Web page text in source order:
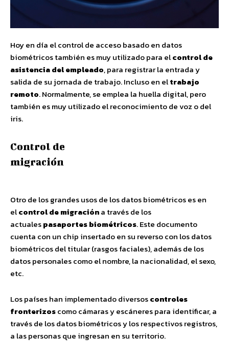
Hoy en día el control de acceso basado en datos
biométricos también es muy utilizado para elcontrol de
asistencia del empleado, para registrar la entrada y
salida de su jornada de trabajo. Incluso en eltrabajo
remoto. Normalmente, se emplea la huella digital, pero
también es muy utilizado el reconocimiento de voz o del
iris.
Control de
migración
Otro de los grandes usos de los datos biométricos es en
elcontrol de migracióna través de los
actualespasaportes biométricos. Este documento
cuenta con un chip insertado en su reverso con los datos
biométricos del titular (rasgos faciales), además de los
datos personales como el nombre, la nacionalidad, el sexo,
etc.
Los países han implementado diversoscontroles
fronterizoscomo cámaras y escáneres para identificar, a
través de los datos biométricos y los respectivos registros,
a las personas que ingresan en su territorio.